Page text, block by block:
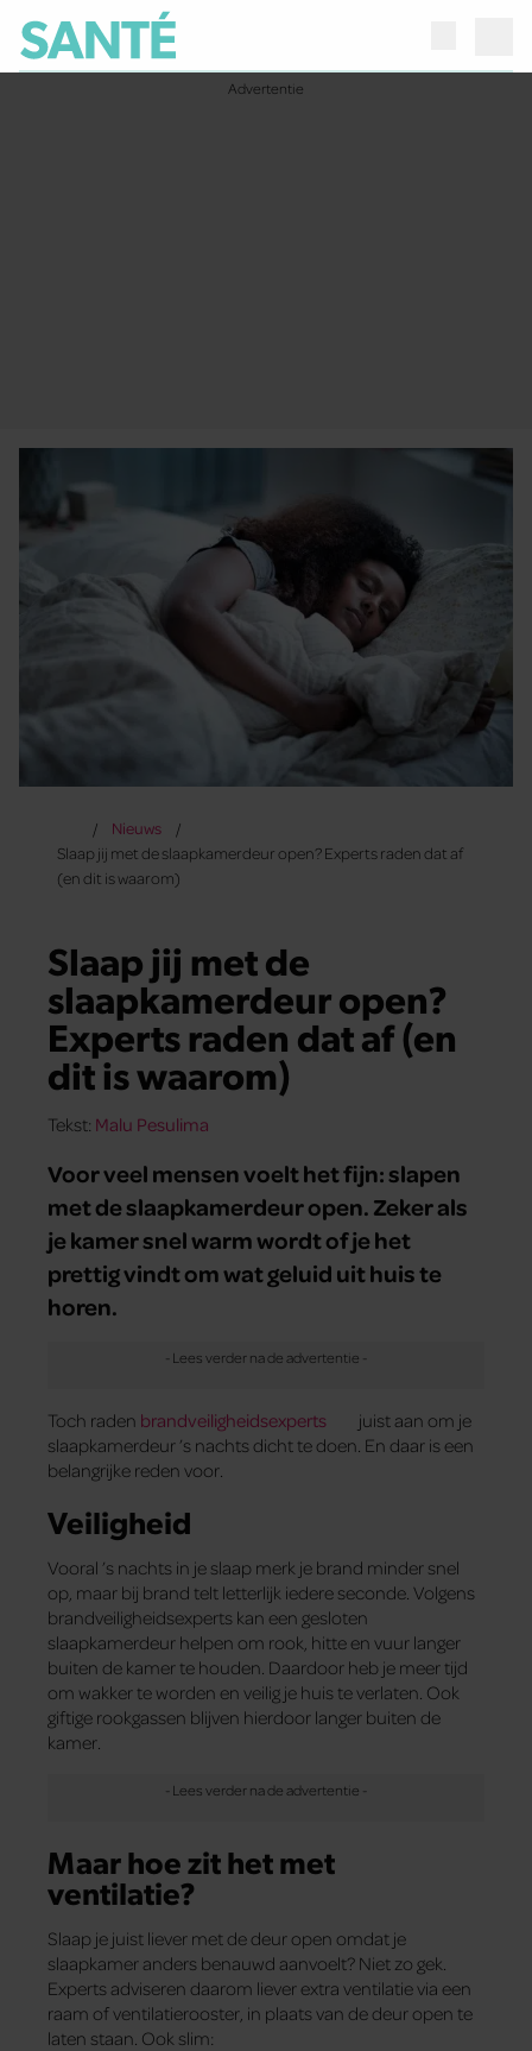
Nieuws
Slaap jij met de slaapkamerdeur open? Experts raden dat af
(en dit is waarom)
Slaap jij met de
slaapkamerdeur open?
Experts raden dat af (en
dit is waarom)
Tekst: Malu Pesulima
Voor veel mensen voelt het fijn: slapen
met de slaapkamerdeur open. Zeker als
je kamer snel warm wordt of je het
prettig vindt om wat geluid uit huis te
horen.
Toch raden brandveiligheidsexperts
juist aan om je
slaapkamerdeur ’s nachts dicht te doen. En daar is een
belangrijke reden voor.
Veiligheid
Vooral ’s nachts in je slaap merk je brand minder snel
op, maar bij brand telt letterlijk iedere seconde. Volgens
brandveiligheidsexperts kan een gesloten
slaapkamerdeur helpen om rook, hitte en vuur langer
buiten de kamer te houden. Daardoor heb je meer tijd
om wakker te worden en veilig je huis te verlaten. Ook
giftige rookgassen blijven hierdoor langer buiten de
kamer.
Maar hoe zit het met
ventilatie?
Slaap je juist liever met de deur open omdat je
slaapkamer anders benauwd aanvoelt? Niet zo gek.
Experts adviseren daarom liever extra ventilatie via een
raam of ventilatierooster, in plaats van de deur open te
laten staan. Ook slim: